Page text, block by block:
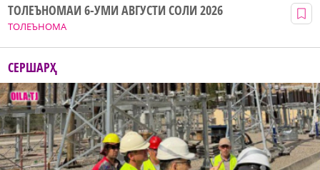
ТОЛЕЪНОМА
ТОЛЕЪНОМАИ 6-УМИ АВГУСТИ СОЛИ 2026
СЕРШАРҲ